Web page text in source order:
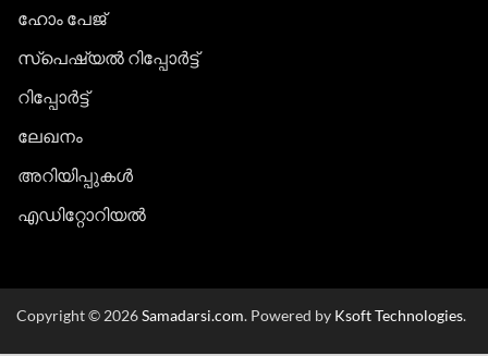
ഹോം പേജ്
സ്പെഷ്യൽ റിപ്പോര്‍ട്ട്
റിപ്പോര്‍ട്ട്
ലേഖനം
അറിയിപ്പുകള്‍
എഡിറ്റോറിയല്‍
Copyright © 2026Samadarsi.com. Powered by Ksoft Technologies.